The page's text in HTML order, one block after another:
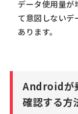
フリーWi-Fi
セキュリティ
Androidの乗っ
データ使用量が
て意図しないデ
あります。
Androidが
確認する方